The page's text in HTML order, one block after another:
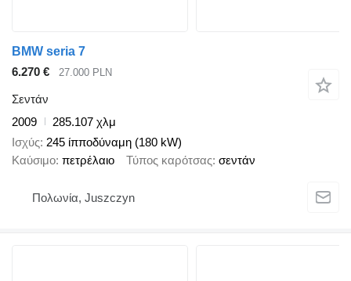
BMW seria 7
6.270 €
27.000 PLN
Σεντάν
2009
285.107 χλμ
Ισχύς 245 ίπποδύναμη (180 kW)
Καύσιμο πετρέλαιο Τύπος καρότσας σεντάν
Πολωνία, Juszczyn